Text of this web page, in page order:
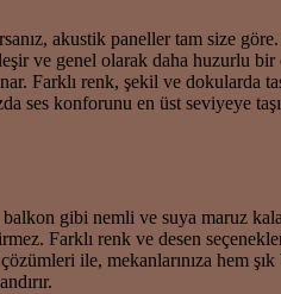
akustik paneller tam size
ve genel olarak daha huzurlu
Farklı renk, şekil ve dokularda
ses konforunu en üst seviyeye
gibi nemli ve suya maruz
Farklı renk ve desen
ile, mekanlarınıza hem